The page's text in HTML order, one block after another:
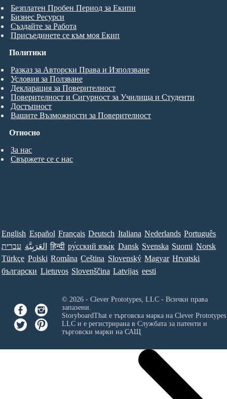
Безплатен Пробен Период за Екипи
Бизнес Ресурси
Създайте за Работа
Присъединете се към моя Екип
Относно
За нас
Свържете се с нас
Политики
Разказ за Авторски Права и Използване
Условия за Ползване
Декларация за Поверителност
Поверителност и Сигурност за Училища и Студенти
Достъпност
Вашите Възможности за Поверителност
English Español Français Deutsch Italiana Nederlands Português
עברית العَرَبِيَّة हिन्दी ру́сский язы́к Dansk Svenska Suomi Norsk
Türkçe Polski Româna Ceština Slovenský Magyar Hrvatski
български Lietuvos Slovenščina Latvijas eesti
© 2026 - Clever Prototypes, LLC - Всички права
запазени.
StoryboardThat е търговска марка на Clever
LLCи е регистрирана в Службата за патенти и
търговски марки на САЩ